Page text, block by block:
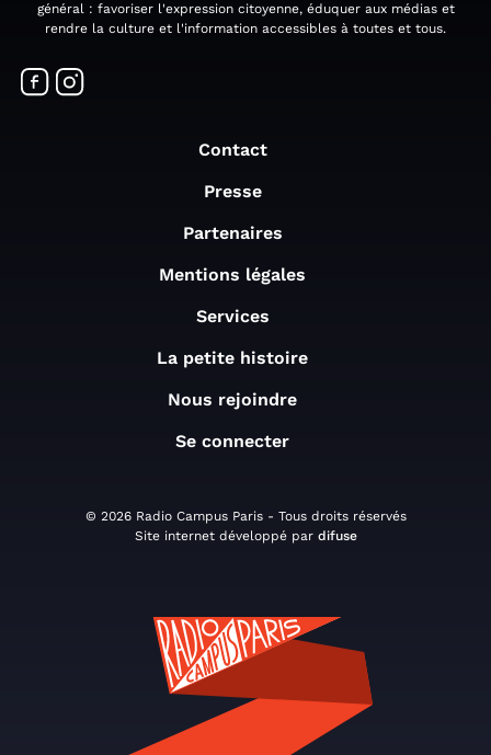
général : favoriser l'expression citoyenne, éduquer aux médias et
rendre la culture et l'information accessibles à toutes et tous.
Contact
Presse
Partenaires
Mentions légales
Services
La petite histoire
Nous rejoindre
Se connecter
© 2026 Radio Campus Paris - Tous droits réservés
Site internet développé par difuse